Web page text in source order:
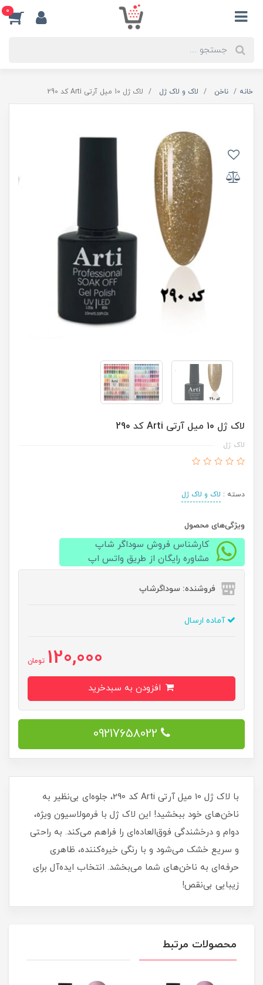
0
خانه ناخن لاک و لاک ژل لاک ژل 10 میل آرتی Arti کد 290
لاک ژل 10 میل آرتی Arti کد 290
لاک ژل
دسته : لاک و لاک ژل
ویژگی‌های محصول
کارشناس فروش سوداگر شاپ
مشاوره رایگان از طریق واتس اپ
فروشنده: سوداگرشاپ
آماده ارسال
120,000 تومان
09217658022
با لاک ژل 10 میل آرتی Arti کد 290، جلوه‌ای بی‌نظیر به
ناخن‌های خود ببخشید! این لاک ژل با فرمولاسیون ویژه‌،
دوام و درخشندگی فوق‌العاده‌ای را فراهم می‌کند. به راحتی
و سریع خشک می‌شود و با رنگی خیره‌کننده، ظاهری
حرفه‌ای به ناخن‌های شما می‌بخشد. انتخاب ایده‌آل برای
زیبایی بی‌نقص!
محصولات مرتبط